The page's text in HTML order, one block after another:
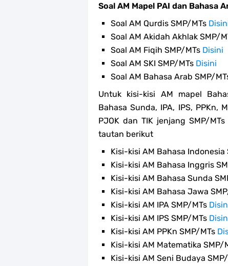
Soal AM Mapel PAI dan Bahasa
Soal AM Qurdis SMP/MTs
Soal AM Akidah Akhlak SMP/
Soal AM Fiqih SMP/MTs Disini
Soal AM SKI SMP/MTs Disini
Soal AM Bahasa Arab SMP/
Untuk kisi-kisi AM mapel
Bahasa Sunda, IPA, IPS, PPKn,
PJOK dan TIK jenjang SMP/
tautan berikut
Kisi-kisi AM Bahasa Indonesia
Kisi-kisi AM Bahasa Inggris
Kisi-kisi AM Bahasa Sunda
Kisi-kisi AM Bahasa Jawa
Kisi-kisi AM IPA SMP/MTs
Kisi-kisi AM IPS SMP/MTs
Kisi-kisi AM PPKn SMP/MTs
Kisi-kisi AM Matematika SMP/
Kisi-kisi AM Seni Budaya